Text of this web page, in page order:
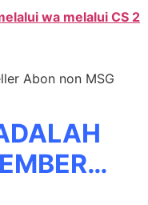
wa melalui CS 2
Abon non MSG